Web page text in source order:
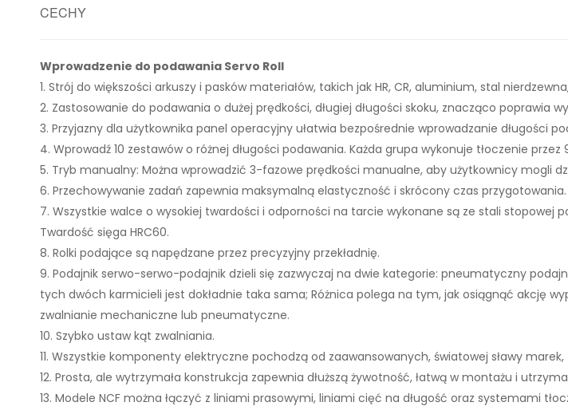
CECHY
Wprowadzenie do podawania Servo Roll
1. Strój do większości arkuszy i pasków materiałów, takich jak HR, CR, aluminium, stal
2. Zastosowanie do podawania o dużej prędkości, długiej długości skoku, znacząco poprawia
3. Przyjazny dla użytkownika panel operacyjny ułatwia bezpośrednie wprowadzanie długości
4. Wprowadź 10 zestawów o różnej długości podawania. Każda grupa wykonuje tłoczenie
5. Tryb manualny: Można wprowadzić 3-fazowe prędkości manualne, aby użytkownicy mogli
6. Przechowywanie zadań zapewnia maksymalną elastyczność i skrócony czas przygotowania.
7. Wszystkie walce o wysokiej twardości i odporności na tarcie wykonane są ze stali
Twardość sięga HRC60.
8. Rolki podające są napędzane przez precyzyjny przekładnię.
9. Podajnik serwo-serwo-podajnik dzieli się zazwyczaj na dwie kategorie: pneumatyczny
tych dwóch karmicieli jest dokładnie taka sama; Różnica polega na tym, jak osiągnąć akcję
zwalnianie mechaniczne lub pneumatyczne.
10. Szybko ustaw kąt zwalniania.
11. Wszystkie komponenty elektryczne pochodzą od zaawansowanych, światowej sławy
12. Prosta, ale wytrzymała konstrukcja zapewnia dłuższą żywotność, łatwą w montażu i
13. Modele NCF można łączyć z liniami prasowymi, liniami cięć na długość oraz systemami